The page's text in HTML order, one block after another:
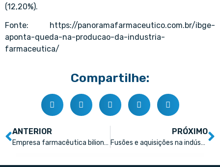
(12,20%).
Fonte: https://panoramafarmaceutico.com.br/ibge-
aponta-queda-na-producao-da-industria-
farmaceutica/
Compartilhe:
ANTERIOR
Empresa farmacêutica bilionária de SC fecha 2024 com faturamento maior
PRÓXIMO
Fusões e aquisições na indústria farmacêutica: equilibrando crescimento e risco